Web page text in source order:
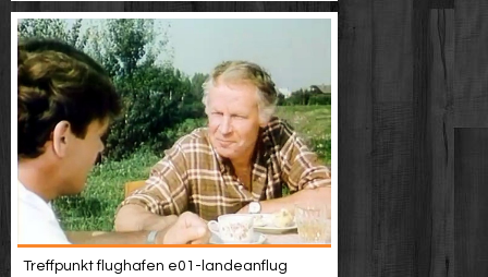
Treffpunkt flughafen e01-landeanflug